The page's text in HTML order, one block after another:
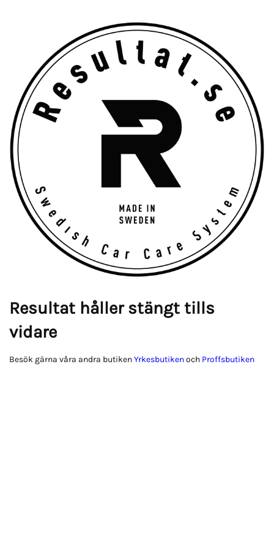
Resultat håller stängt tills
vidare
Besök gärna våra andra butikenYrkesbutikenoch Proffsbutiken